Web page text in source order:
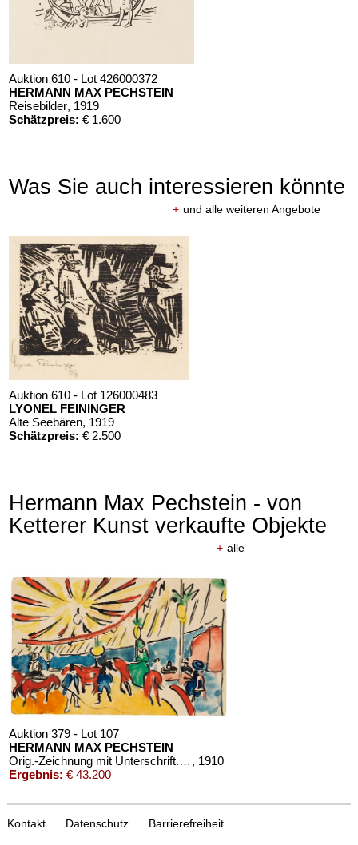
Auktion 610 - Lot 426000372
HERMANN MAX PECHSTEIN
Reisebilder, 1919
Schätzpreis: € 1.600
Was Sie auch interessieren könnte
+ und alle weiteren Angebote
Auktion 610 - Lot 126000483
LYONEL FEININGER
Alte Seebären, 1919
Schätzpreis: € 2.500
Auktion 610 - Lot 426000325
J. GOETHE
Faust, 1924
Schätzpreis:€ 1.500
Auktion 610 - Lot 426000324
OSCAR WILDE
Salomé
Schätzpreis:
Hermann Max Pechstein - von
Ketterer Kunst verkaufte Objekte
+ alle
Auktion 379 - Lot 107
HERMANN MAX PECHSTEIN
Orig.-Zeichnung mit Unterschrift. 1910 , 1910
Ergebnis: € 43.200
Kontakt Datenschutz Barrierefreiheit